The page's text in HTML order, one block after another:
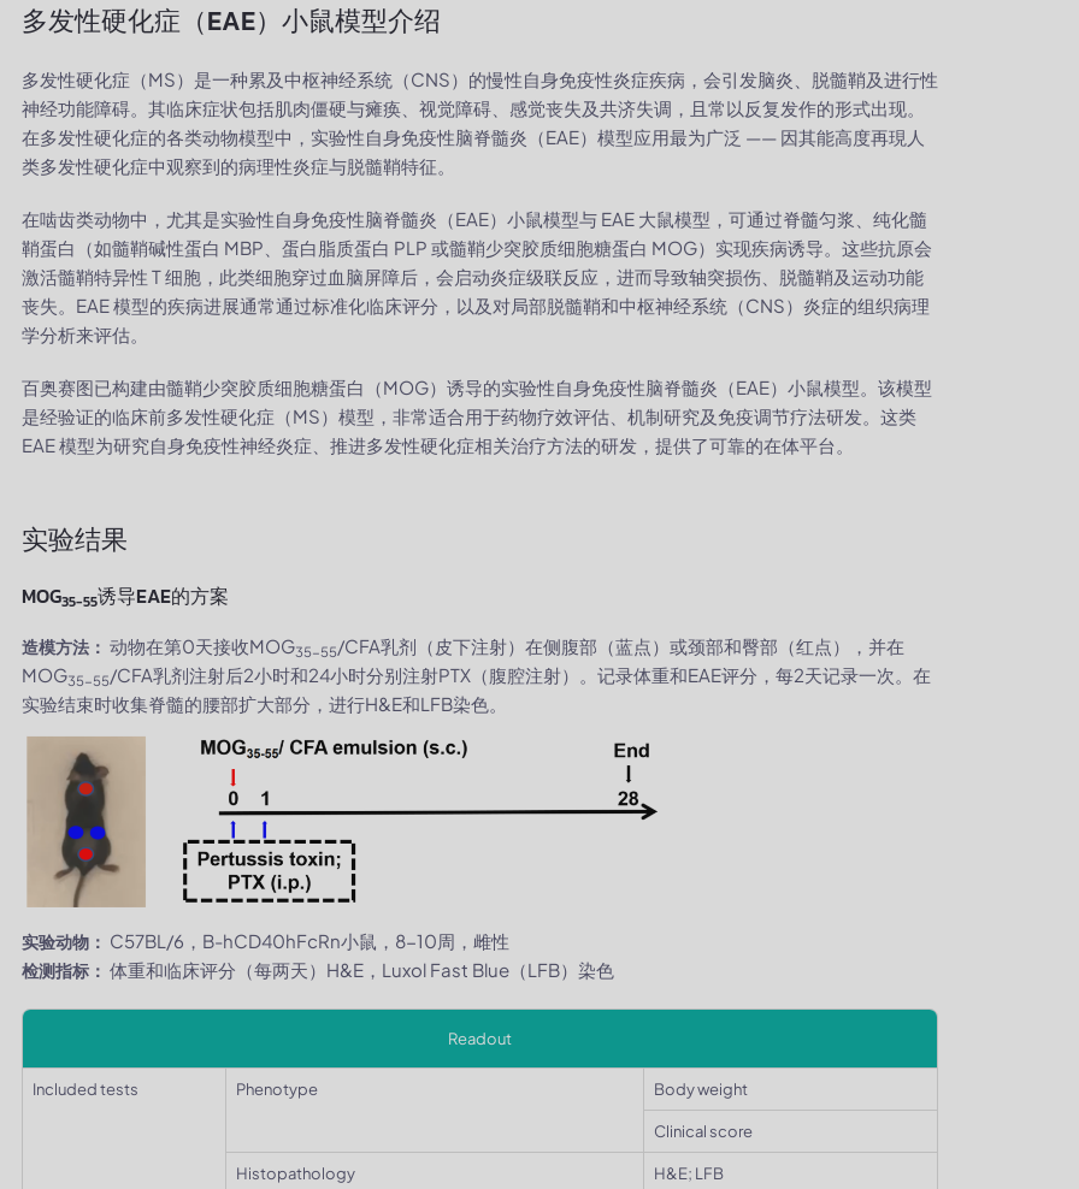
多发性硬化症（EAE）小鼠模型介绍
多发性硬化症（MS）是一种累及中枢神经系统（CNS）的慢性自身免疫性炎症疾病，会引发脑炎、脱髓鞘及进行性
神经功能障碍。其临床症状包括肌肉僵硬与瘫痪、视觉障碍、感觉丧失及共济失调，且常以反复发作的形式出现。
在多发性硬化症的各类动物模型中，实验性自身免疫性脑脊髓炎（EAE）模型应用最为广泛 —— 因其能高度再現人
类多发性硬化症中观察到的病理性炎症与脱髓鞘特征。
在啮齿类动物中，尤其是实验性自身免疫性脑脊髓炎（EAE）小鼠模型与 EAE 大鼠模型，可通过脊髓匀浆、纯化髓
鞘蛋白（如髓鞘碱性蛋白 MBP、蛋白脂质蛋白 PLP 或髓鞘少突胶质细胞糖蛋白 MOG）实现疾病诱导。这些抗原会
激活髓鞘特异性 T 细胞，此类细胞穿过血脑屏障后，会启动炎症级联反应，进而导致轴突损伤、脱髓鞘及运动功能
丧失。EAE 模型的疾病进展通常通过标准化临床评分，以及对局部脱髓鞘和中枢神经系统（CNS）炎症的组织病理
学分析来评估。
百奥赛图已构建由髓鞘少突胶质细胞糖蛋白（MOG）诱导的实验性自身免疫性脑脊髓炎（EAE）小鼠模型。该模型
是经验证的临床前多发性硬化症（MS）模型，非常适合用于药物疗效评估、机制研究及免疫调节疗法研发。这类
EAE 模型为研究自身免疫性神经炎症、推进多发性硬化症相关治疗方法的研发，提供了可靠的在体平台。
实验结果
MOG35-55诱导EAE的方案
造模方法： 动物在第0天接收MOG35-55/CFA乳剂（皮下注射）在侧腹部（蓝点）或颈部和臀部（红点），并在
MOG35-55/CFA乳剂注射后2小时和24小时分别注射PTX（腹腔注射）。记录体重和EAE评分，每2天记录一次。在
实验结束时收集脊髓的腰部扩大部分，进行H&E和LFB染色。
实验动物： C57BL/6，B-hCD40hFcRn小鼠，8-10周，雌性
检测指标： 体重和临床评分（每两天）H&E，Luxol Fast Blue（LFB）染色
Readout
Included tests Phenotype Body weight
Clinical score
Histopathology H&E; LFB